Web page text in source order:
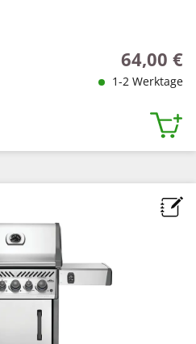
Regulärer
64,00 €
1-2 Werktage